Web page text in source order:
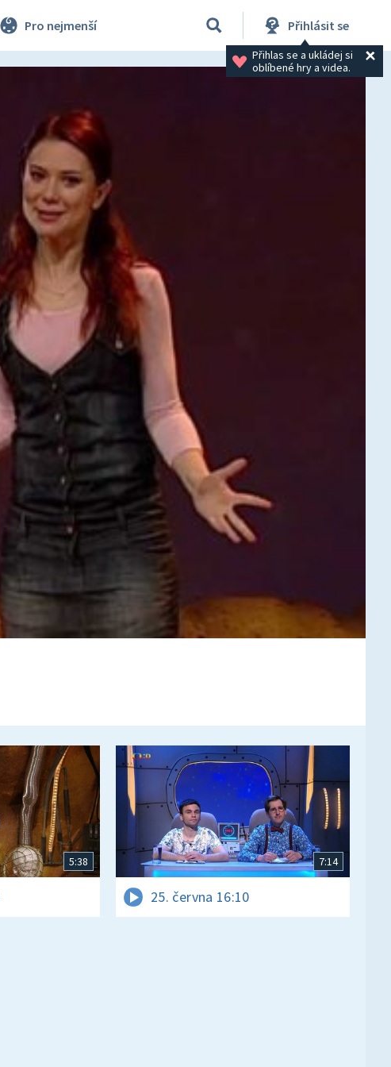
Pro nejmenší Přihlásit se
Přihlas se a ukládej si
oblíbené hry a videa.
5:38 7:14
25. června 16:10